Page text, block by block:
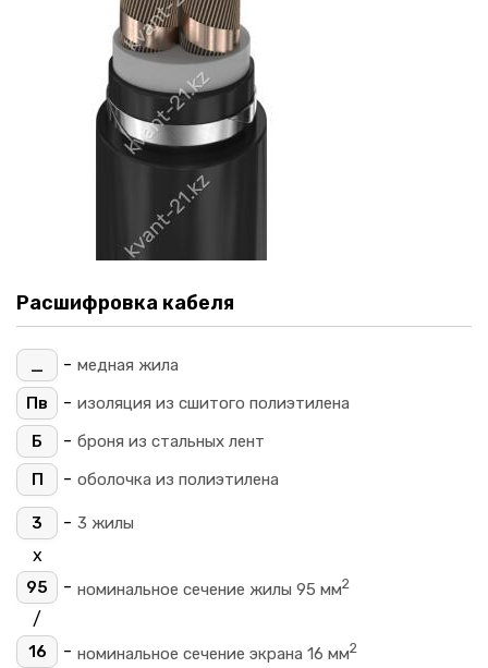
Расшифровка кабеля
_ - медная жила
Пв
- изоляция из сшитого полиэтилена
Б
- броня из стальных лент
П
- оболочка из полиэтилена
3 - 3 жилы
х
95 - номинальное сечение жилы 95 мм2
/
16 - номинальное сечение экрана 16 мм2